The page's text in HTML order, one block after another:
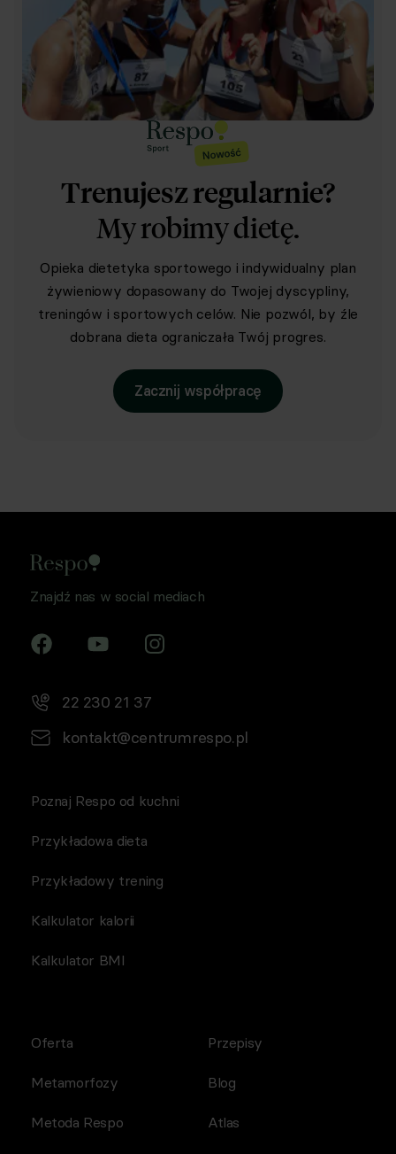
Trenujesz regularnie?
My robimy dietę.
Opieka dietetyka sportowego i indywidualny plan
żywieniowy dopasowany do Twojej dyscypliny,
treningów i sportowych celów. Nie pozwól, by źle
dobrana dieta ograniczała Twój progres.
Zacznij współpracę
Znajdź nas w social mediach
22 230 21 37
kontakt@centrumrespo.pl
Poznaj Respo od kuchni
Przykładowa dieta
Przykładowy trening
Kalkulator kalorii
Kalkulator BMI
Oferta
Metamorfozy
Metoda Respo
Przepisy
Blog
Atlas